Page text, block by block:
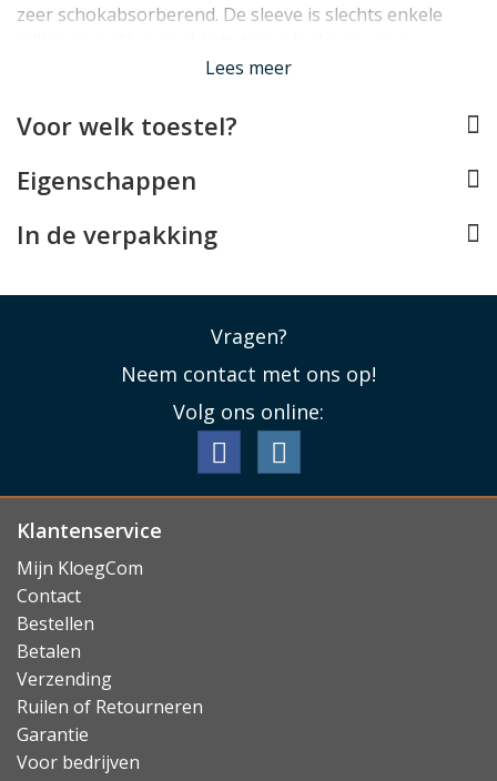
zeer schokabsorberend. De sleeve is slechts enkele
effectieve bescherming. De hoes beschikt over een
sleeve voorkomt dat deze in aanraking kan komen met
Lees minder
Lees meer
Voor welk toestel?
Eigenschappen
In de verpakking
Vragen?
Neem contact met ons op!
Volg ons online:
Klantenservice
Mijn KloegCom
Contact
Bestellen
Betalen
Verzending
Ruilen of Retourneren
Garantie
Voor bedrijven